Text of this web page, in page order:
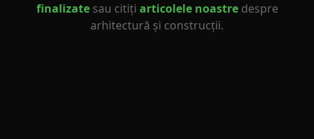
finalizate sau citiți articolele noastre despre
arhitectură și construcții.